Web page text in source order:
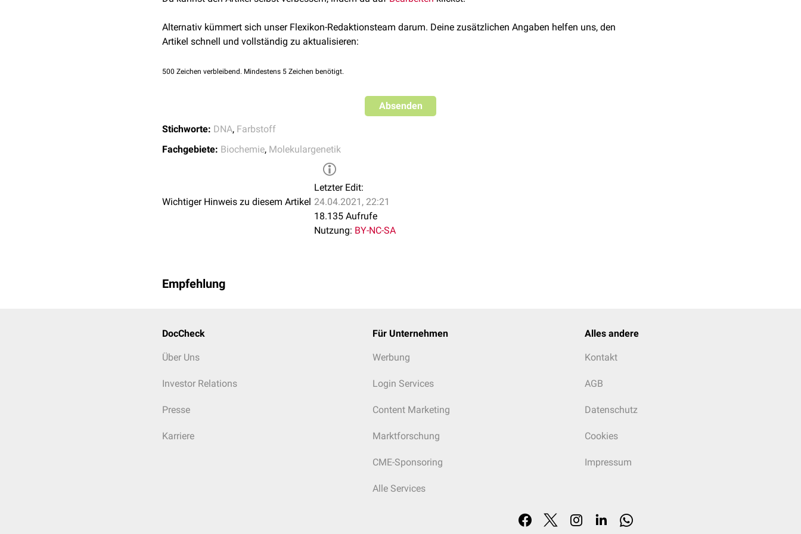
Alternativ kümmert sich unser Flexikon-Redaktionsteam darum. Deine zusätzlichen Angaben helfen uns, den
Artikel schnell und vollständig zu aktualisieren:
500 Zeichen verbleibend. Mindestens 5 Zeichen benötigt.
Absenden
Stichworte: DNA, Farbstoff
Fachgebiete: Biochemie, Molekulargenetik
Wichtiger Hinweis zu diesem Artikel
Letzter Edit:
24.04.2021, 22:21
18.135 Aufrufe
Nutzung: BY-NC-SA
Empfehlung
DocCheck
Über Uns
Investor Relations
Presse
Karriere
Für Unternehmen
Werbung
Login Services
Content Marketing
Marktforschung
CME-Sponsoring
Alle Services
Alles andere
Kontakt
AGB
Datenschutz
Cookies
Impressum